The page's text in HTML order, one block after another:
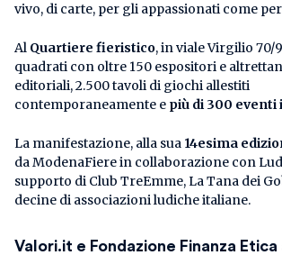
vivo, di carte, per gli appassionati come
Al Quartiere fieristico, in viale Virgilio 70/
quadrati con oltre 150 espositori e
editoriali, 2.500 tavoli di giochi allestiti
contemporaneamente e più di 300
La manifestazione, alla sua 14esima
da ModenaFiere in collaborazione con
supporto di Club TreEmme, La Tana dei
decine di associazioni ludiche italiane.
Valori.it e Fondazione Finanza Etica